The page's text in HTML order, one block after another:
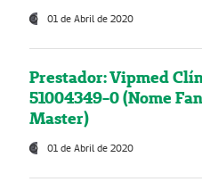
01 de Abril de 2020
Prestador: Vipmed
51004349-0 (Nome
Master)
01 de Abril de 2020